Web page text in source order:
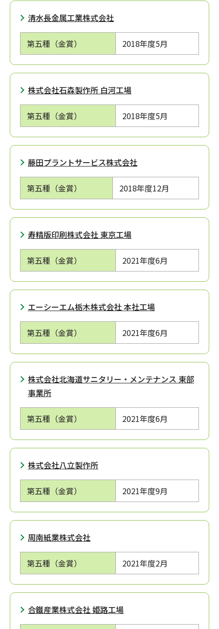
清水長金属工業株式会社
第五種（金賞） 2018年度5月
株式会社石森製作所 白河工場
第五種（金賞） 2018年度5月
藤田プラントサービス株式会社
第五種（金賞） 2018年度12月
寿精版印刷株式会社 東京工場
第五種（金賞） 2021年度6月
エーシーエム栃木株式会社 本社工場
第五種（金賞） 2021年度6月
株式会社北海道サニタリー・メンテナンス 東部
事業所
第五種（金賞） 2021年度6月
株式会社八立製作所
第五種（金賞） 2021年度9月
周南紙業株式会社
第五種（金賞） 2021年度2月
合鐵産業株式会社 姫路工場